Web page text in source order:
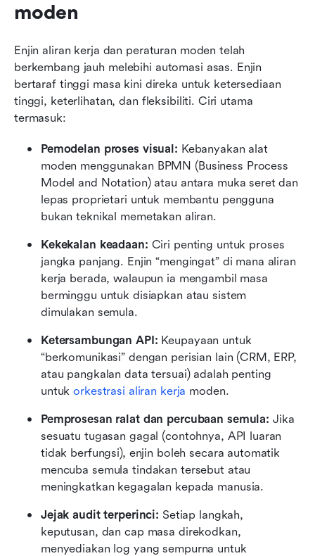
moden
Enjin aliran kerja dan peraturan moden telah
berkembang jauh melebihi automasi asas. Enjin
bertaraf tinggi masa kini direka untuk ketersediaan
tinggi, keterlihatan, dan fleksibiliti. Ciri utama
termasuk:
Pemodelan proses visual: Kebanyakan alat
moden menggunakan BPMN (Business Process
Model and Notation) atau antara muka seret dan
lepas proprietari untuk membantu pengguna
bukan teknikal memetakan aliran.
Kekekalan keadaan: Ciri penting untuk proses
jangka panjang. Enjin “mengingat” di mana aliran
kerja berada, walaupun ia mengambil masa
berminggu untuk disiapkan atau sistem
dimulakan semula.
Ketersambungan API: Keupayaan untuk
“berkomunikasi” dengan perisian lain (CRM, ERP,
atau pangkalan data tersuai) adalah penting
untuk orkestrasi aliran kerja moden.
Pemprosesan ralat dan percubaan semula: Jika
sesuatu tugasan gagal (contohnya, API luaran
tidak berfungsi), enjin boleh secara automatik
mencuba semula tindakan tersebut atau
meningkatkan kegagalan kepada manusia.
Jejak audit terperinci: Setiap langkah,
keputusan, dan cap masa direkodkan,
menyediakan log yang sempurna untuk